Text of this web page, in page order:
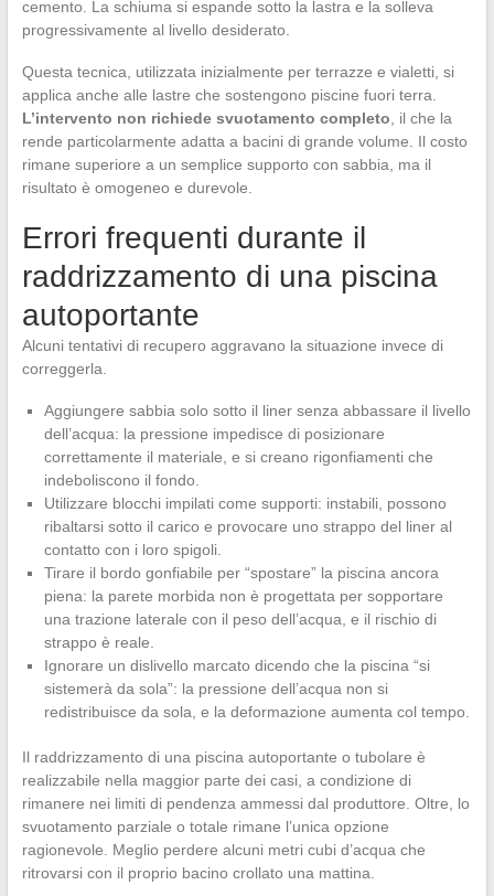
cemento. La schiuma si espande sotto la lastra e la solleva
progressivamente al livello desiderato.
Questa tecnica, utilizzata inizialmente per terrazze e vialetti, si
applica anche alle lastre che sostengono piscine fuori terra.
L’intervento non richiede svuotamento completo , il che la
rende particolarmente adatta a bacini di grande volume. Il costo
rimane superiore a un semplice supporto con sabbia, ma il
risultato è omogeneo e durevole.
Errori frequenti durante il
raddrizzamento di una piscina
autoportante
Alcuni tentativi di recupero aggravano la situazione invece di
correggerla.
Aggiungere sabbia solo sotto il liner senza abbassare il livello
dell’acqua: la pressione impedisce di posizionare
correttamente il materiale, e si creano rigonfiamenti che
indeboliscono il fondo.
Utilizzare blocchi impilati come supporti: instabili, possono
ribaltarsi sotto il carico e provocare uno strappo del liner al
contatto con i loro spigoli.
Tirare il bordo gonfiabile per “spostare” la piscina ancora
piena: la parete morbida non è progettata per sopportare
una trazione laterale con il peso dell’acqua, e il rischio di
strappo è reale.
Ignorare un dislivello marcato dicendo che la piscina “si
sistemerà da sola”: la pressione dell’acqua non si
redistribuisce da sola, e la deformazione aumenta col tempo.
Il raddrizzamento di una piscina autoportante o tubolare è
realizzabile nella maggior parte dei casi, a condizione di
rimanere nei limiti di pendenza ammessi dal produttore. Oltre, lo
svuotamento parziale o totale rimane l’unica opzione
ragionevole. Meglio perdere alcuni metri cubi d’acqua che
ritrovarsi con il proprio bacino crollato una mattina.